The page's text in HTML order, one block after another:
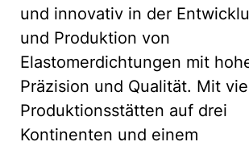
und innovativ in der
und Produktion von
Elastomerdichtungen mit
Präzision und Qualität. Mit
Produktionsstätten auf drei
Kontinenten und einem